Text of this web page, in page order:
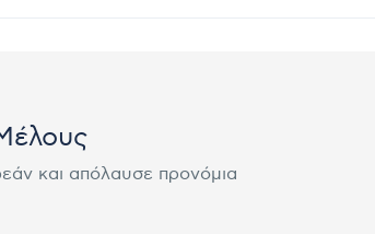
και απόλαυσε προνόμια